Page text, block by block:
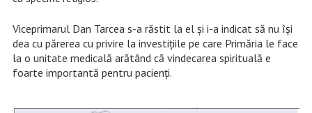
Viceprimarul Dan Tarcea s-a răstit la el și i-a indicat să nu își
dea cu părerea cu privire la investițiile pe care Primăria le face
la o unitate medicală arătând că vindecarea spirituală e
foarte importantă pentru pacienți.